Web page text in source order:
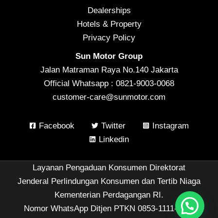
Dealerships
Hotels & Property
Privacy Policy
Sun Motor Group
Jalan Matraman Raya No.140 Jakarta
Official Whatsapp : 0821-9003-0068
customer-care@sunmotor.com
Facebook Twitter
Instagram
Linkedin
Layanan Pengaduan Konsumen Direktorat
Jenderal Perlindungan Konsumen dan Tertib Niaga
Kementerian Perdagangan RI.
Nomor WhatsApp Ditjen PTKN 0853-1111-1010